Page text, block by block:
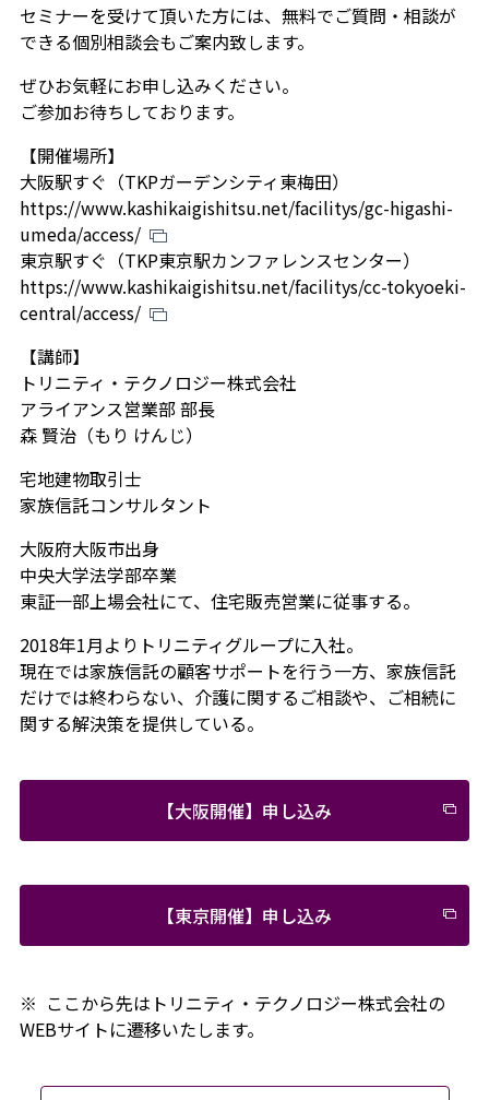
セミナーを受けて頂いた方には、無料でご質問・相談が
できる個別相談会もご案内致します。
ぜひお気軽にお申し込みください。
ご参加お待ちしております。
【開催場所】
大阪駅すぐ（TKPガーデンシティ東梅田）
https://www.kashikaigishitsu.net/facilitys/gc-higashi-
umeda/access/
東京駅すぐ（TKP東京駅カンファレンスセンター）
https://www.kashikaigishitsu.net/facilitys/cc-tokyoeki-
central/access/
【講師】
トリニティ・テクノロジー株式会社
アライアンス営業部 部長
森 賢治（もり けんじ）
宅地建物取引士
家族信託コンサルタント
大阪府大阪市出身
中央大学法学部卒業
東証一部上場会社にて、住宅販売営業に従事する。
2018年1月よりトリニティグループに入社。
現在では家族信託の顧客サポートを行う一方、家族信託
だけでは終わらない、介護に関するご相談や、ご相続に
関する解決策を提供している。
【大阪開催】申し込み
【東京開催】申し込み
※ ここから先はトリニティ・テクノロジー株式会社の
WEBサイトに遷移いたします。